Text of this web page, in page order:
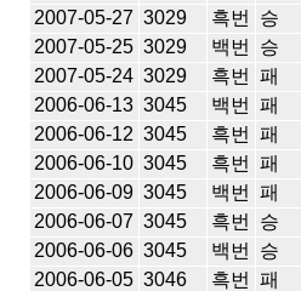
2007-05-27 3029 흑번 승
2007-05-25 3029 백번 승
2007-05-24 3029 흑번 패
2006-06-13 3045 백번 패
2006-06-12 3045 흑번 패
2006-06-10 3045 흑번 패
2006-06-09 3045 백번 패
2006-06-07 3045 흑번 승
2006-06-06 3045 백번 승
2006-06-05 3046 흑번 패